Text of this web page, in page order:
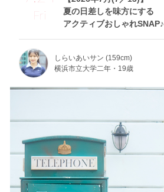
Fri
夏の日差しを味方にする
アクティブおしゃれ
しらいあいサン (159cm)
横浜市立大学二年・19歳